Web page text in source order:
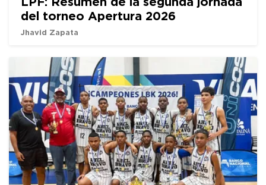
del torneo Apertura 2026
Jhavid Zapata